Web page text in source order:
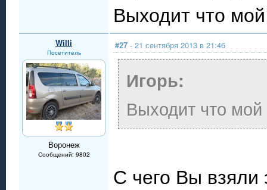
Выходит что
Willi
Посетитель
Воронеж
Сообщений: 9802
#27 - 21 сентября 2013 в 21:46
Игорь:
Выходит что
С чего Вы взяли